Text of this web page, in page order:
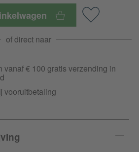
of direct naar
vanaf € 100 gratis verzending in
vooruitbetaling